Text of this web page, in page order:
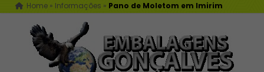
Home » Informações » Pano de Moletom em Imirim